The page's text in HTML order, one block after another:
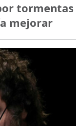
tormentas
mejorar